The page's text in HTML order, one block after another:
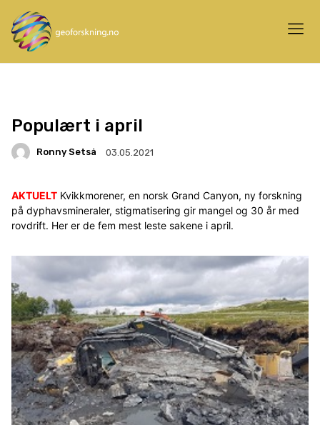
Populært i april
Ronny Setså 03.05.2021
AKTUELT Kvikkmorener, en norsk Grand Canyon, ny forskning
på dyphavsmineraler, stigmatisering gir mangel og 30 år med
rovdrift. Her er de fem mest leste sakene i april.